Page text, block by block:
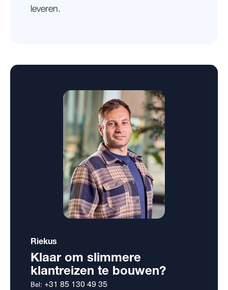
leveren.
Riekus
Klaar om slimmere
klantreizen te bouwen?
Bel: +31 85 130 49 35